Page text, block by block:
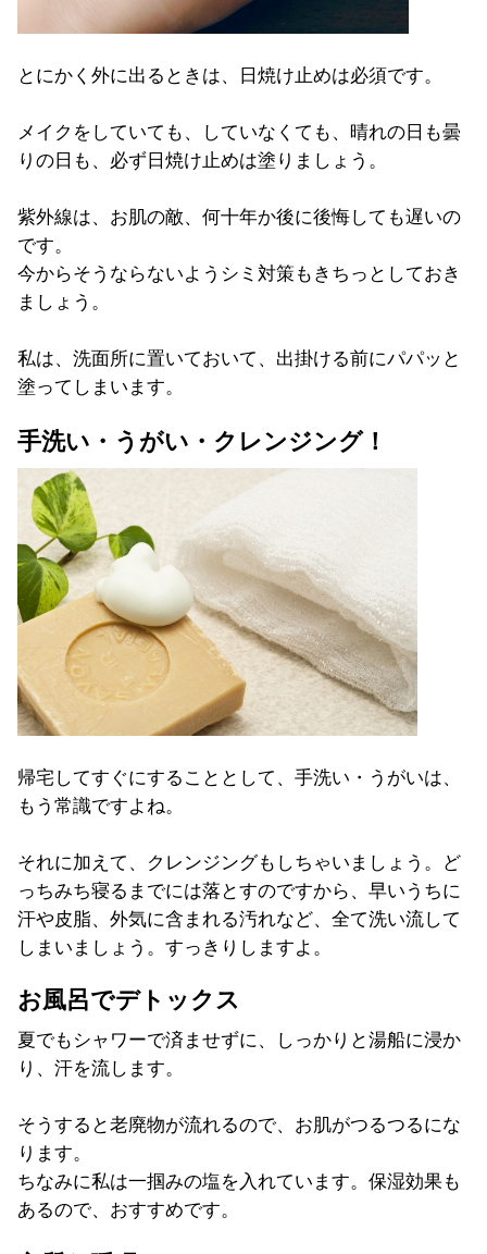
とにかく外に出るときは、日焼け止めは必須です。
メイクをしていても、していなくても、晴れの日も曇
りの日も、必ず日焼け止めは塗りましょう。
紫外線は、お肌の敵、 何十年か後に後悔しても遅いの
です。
今からそうならないようシミ対策もきちっとしておき
ましょう。
私は、洗面所に置いておいて、 出掛ける前にパパッと
塗ってしまいます。
手洗い・うがい・クレンジング！
帰宅してすぐにすることとして、手洗い・うがいは、
もう常識ですよね。
それに加えて、 クレンジングもしちゃいましょう。
ど
っちみち寝るまでには落とすのですから、早いうちに
汗や皮脂、 外気に含まれる汚れなど、全て洗い流して
しまいましょう。 すっきりしますよ。
お風呂でデトックス
夏でもシャワーで済ませずに、しっかりと湯船に浸か
り、 汗を流します。
そうすると老廃物が流れるので、 お肌がつるつるにな
ります。
ちなみに私は一掴みの塩を入れています。保湿効果も
あるので、 おすすめです。